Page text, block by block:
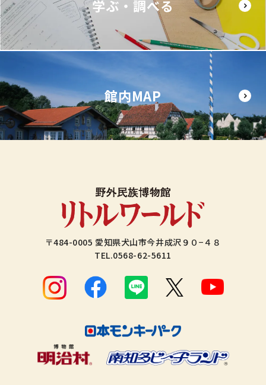
学ぶ・調べる
館内MAP
〒484-0005 愛知県犬山市今井成沢９０−４８
TEL.0568-62-5611